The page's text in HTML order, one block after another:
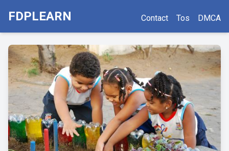
FDPLEARN Contact Tos DMCA